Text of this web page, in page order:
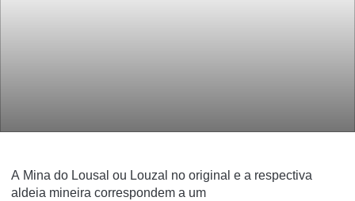
A Mina do Lousal ou Louzal no original e a respectiva
aldeia mineira correspondem a um